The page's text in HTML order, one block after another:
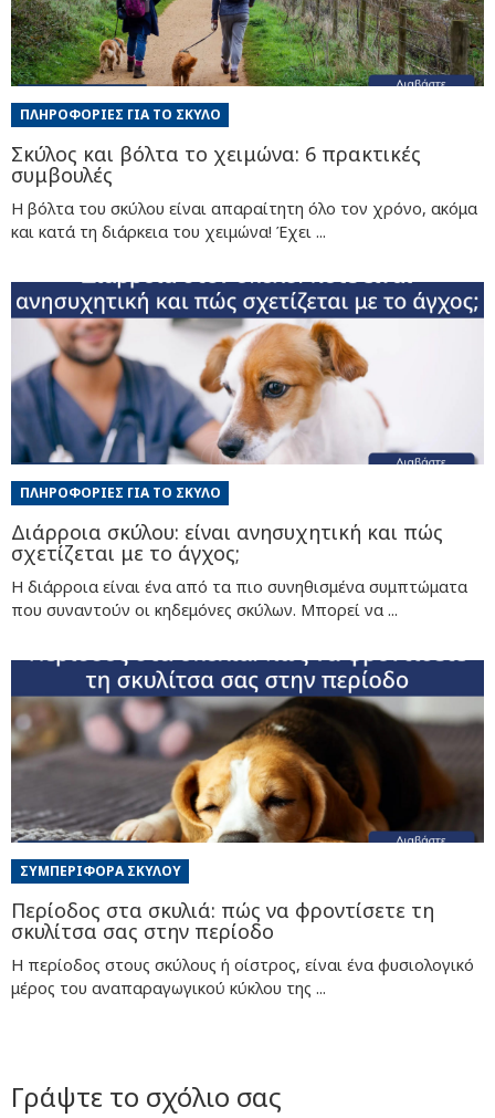
ΠΛΗΡΟΦΟΡΊΕΣ ΓΙΑ ΤΟ ΣΚΎΛΟ
Σκύλος και βόλτα το χειμώνα: 6 πρακτικές
συμβουλές
Η βόλτα του σκύλου είναι απαραίτητη όλο τον χρόνο, ακόμα
και κατά τη διάρκεια του χειμώνα! Έχει ...
ΠΛΗΡΟΦΟΡΊΕΣ ΓΙΑ ΤΟ ΣΚΎΛΟ
Διάρροια σκύλου: είναι ανησυχητική και πώς
σχετίζεται με το άγχος;
Η διάρροια είναι ένα από τα πιο συνηθισμένα συμπτώματα
που συναντούν οι κηδεμόνες σκύλων. Μπορεί να ...
ΣΥΜΠΕΡΙΦΟΡΆ ΣΚΎΛΟΥ
Περίοδος στα σκυλιά: πώς να φροντίσετε τη
σκυλίτσα σας στην περίοδo
Η περίοδος στους σκύλους ή οίστρος, είναι ένα φυσιολογικό
μέρος του αναπαραγωγικού κύκλου της ...
Γράψτε το σχόλιο σας